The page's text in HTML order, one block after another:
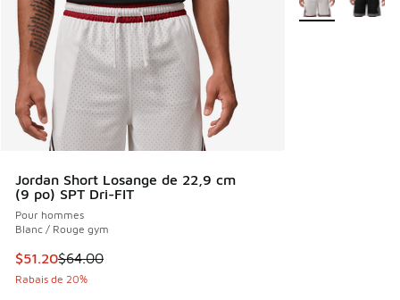
Jordan Short Losange de 22,9 cm
(9 po) SPT Dri-FIT
Pour hommes
Blanc / Rouge gym
Cet article est en solde. Le prix est passé de $64.00 à
$51.20$64.00
Rabais de 20%